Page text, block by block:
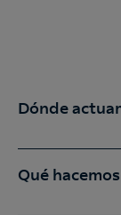
Dónde
Qué hacemos